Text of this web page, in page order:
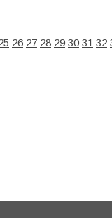
26 27 28 29 30 31 32